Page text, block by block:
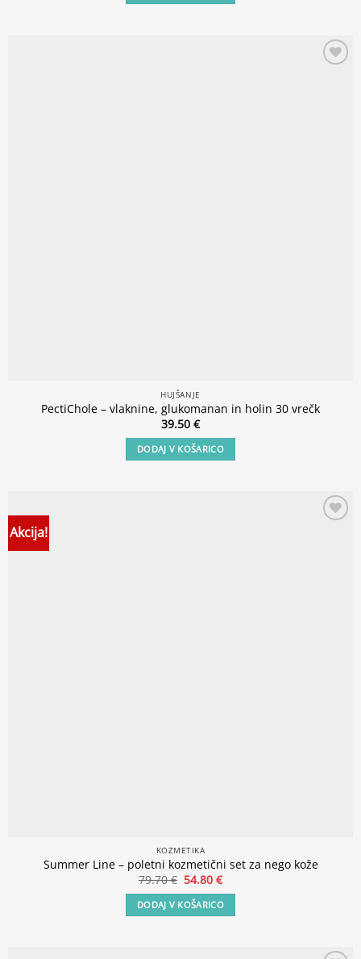
HUJŠANJE
PectiChole – vlaknine, glukomanan in holin 30 vrečk
39.50 €
DODAJ V KOŠARICO
Akcija!
KOZMETIKA
Summer Line – poletni kozmetični set za nego kože
79.70€ Izvirna
cena
je
bila:
79.70 €.
54.80€Trenutna
cena
je:
54.80 €.
DODAJ V KOŠARICO